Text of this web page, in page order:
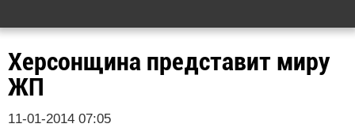
Херсонщина представит миру
ЖП
11-01-2014 07:05